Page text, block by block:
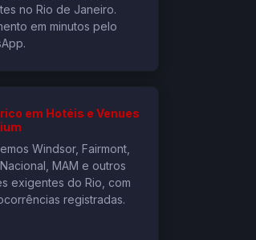
no Rio de Janeiro.
em minutos pelo
em Hotéis e Venues
Windsor, Fairmont,
MAM e outros
exigentes do Rio, com
registradas.